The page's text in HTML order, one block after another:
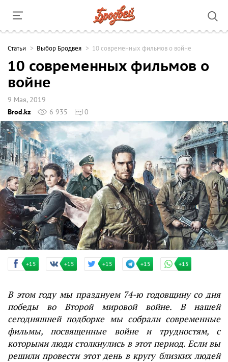
Cтатьи Выбор Бродвея 10 современных фильмов о войне
10 современных фильмов о
войне
9 Мая, 2019
Brod.kz
6 935 0
+15 +15 +15 +15 +15
В этом году мы празднуем 74-ю годовщину со дня
победы во Второй мировой войне. В нашей
сегодняшней подборке мы собрали современные
фильмы, посвященные войне и трудностям, с
которыми люди столкнулись в этот период. Если вы
решили провести этот день в кругу близких людей